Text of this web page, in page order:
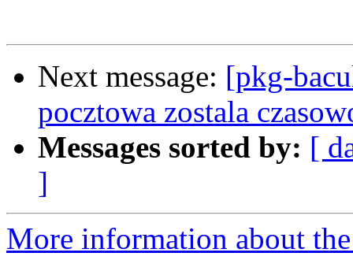
Next message: [pkg-
pocztowa zostala
Messages sorted by: [
]
More information about